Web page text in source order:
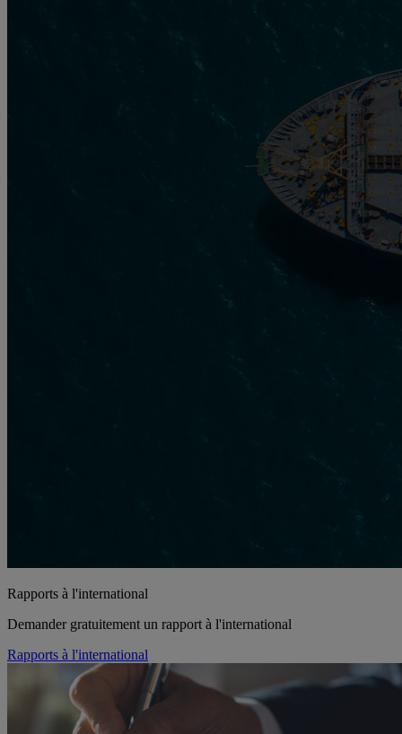
Rapports à l'international
Demander gratuitement un rapport à l'international
Rapports à l'international